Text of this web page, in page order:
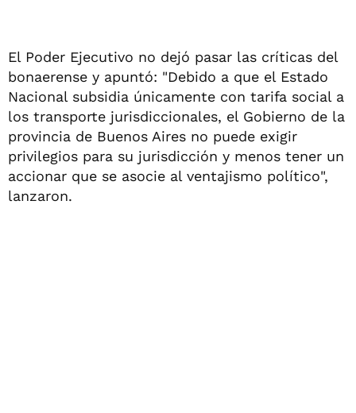
El Poder Ejecutivo no dejó pasar las críticas del
bonaerense y apuntó: "Debido a que el Estado
Nacional subsidia únicamente con tarifa social a
los transporte jurisdiccionales, el Gobierno de la
provincia de Buenos Aires no puede exigir
privilegios para su jurisdicción y menos tener un
accionar que se asocie al ventajismo político",
lanzaron.